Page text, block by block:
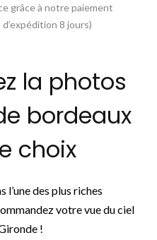
grâce à notre paiement
8 jours)
la photos
bordeaux
choix
l’une des plus riches
votre vue du ciel
!